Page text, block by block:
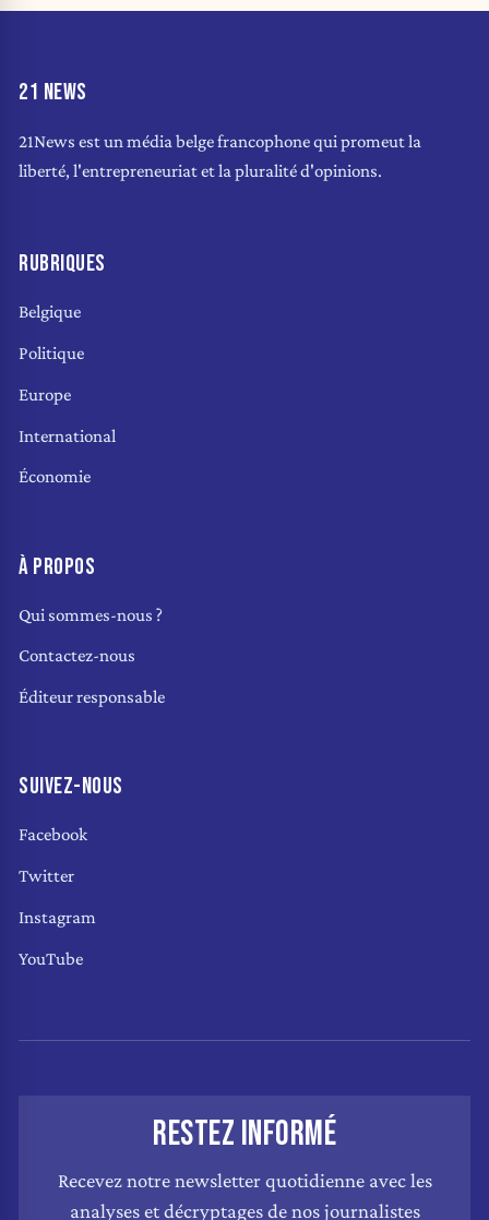
21 NEWS
21News est un média belge francophone qui promeut la
liberté, l'entrepreneuriat et la pluralité d'opinions.
RUBRIQUES
Belgique
Politique
Europe
International
Économie
À PROPOS
Qui sommes-nous ?
Contactez-nous
Éditeur responsable
SUIVEZ-NOUS
Facebook
Twitter
Instagram
YouTube
RESTEZ INFORMÉ
Recevez notre newsletter quotidienne avec les
analyses et décryptages de nos journalistes